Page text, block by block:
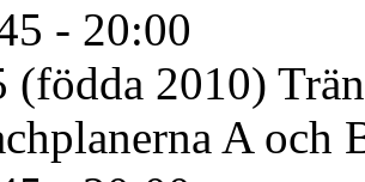
- 20:00
(födda 2010)
A och